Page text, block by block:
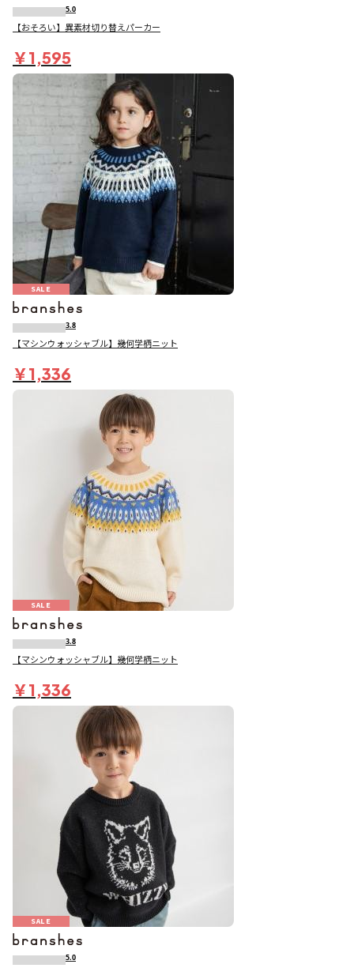
5.0
【おそろい】異素材切り替えパーカー
￥1,595
SALE
3.8
【マシンウォッシャブル】幾何学柄ニット
￥1,336
SALE
3.8
【マシンウォッシャブル】幾何学柄ニット
￥1,336
SALE
5.0